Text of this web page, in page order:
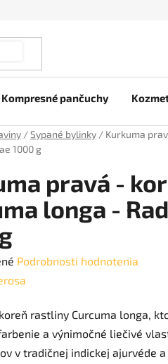
Kompresné pančuchy
/Sypané bylinky / Kurkuma
1000 g
pravá -
longa -
Podrobnosti hodnotenia
rastliny Curcuma longa,
a výnimočné liečivé
v tradičnej indickej ajurvéde